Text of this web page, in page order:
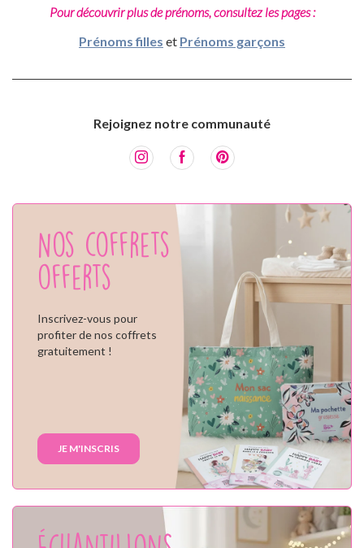
Pour découvrir plus de prénoms, consultez les pages :
Prénoms filles et Prénoms garçons
Rejoignez notre communauté
Nos coffrets
offerts
Inscrivez-vous pour
profiter de nos coffrets
gratuitement !
JE M'INSCRIS